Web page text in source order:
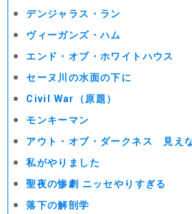
デンジャラス・ラン
ヴィーガンズ・ハム
エンド・オブ・ホワイトハウス
セーヌ川の水面の下に
Civil War（原題）
モンキーマン
アウト・オブ・ダークネス 見え
私がやりました
聖夜の惨劇 ニッセやりすぎる
落下の解剖学